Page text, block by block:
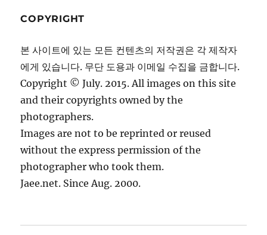
COPYRIGHT
본 사이트에 있는 모든 컨텐츠의 저작권은 각 제작자
에게 있습니다. 무단 도용과 이메일 수집을 금합니다.
Copyright © July. 2015. All images on this site
and their copyrights owned by the
photographers.
Images are not to be reprinted or reused
without the express permission of the
photographer who took them.
Jaee.net. Since Aug. 2000.